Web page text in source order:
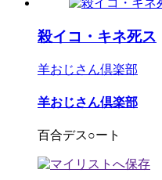
殺イコ・キネ死ス
羊おじさん倶楽部
羊おじさん倶楽部
百合デス○ート